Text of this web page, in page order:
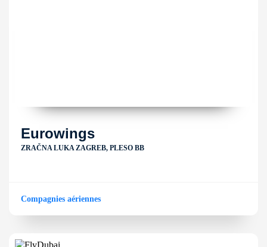
Eurowings
ZRAČNA LUKA ZAGREB, PLESO BB
Compagnies aériennes